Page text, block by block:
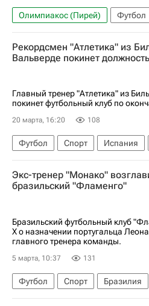
Олимпиакос (Пирей) Футбол
Наполи
Ромелу Лукаку
Рекордсмен "Атлетика" из
Вальверде покинет
Главный тренер "Атлетика" из
покинет футбольный клуб по
20 марта, 16:20 108
Футбол Спорт Испания
Эрнесто Вальверде (футбол)
Атлетик (Бильбао)
Валенсия
Экс-тренер "Монако"
бразильский "Фламенго"
Бразильский футбольный клуб
Х о назначении португальца
главного тренера команды.
5 марта, 10:37 131
Футбол Спорт
Бразилия
Южная Америка
ОАЭ